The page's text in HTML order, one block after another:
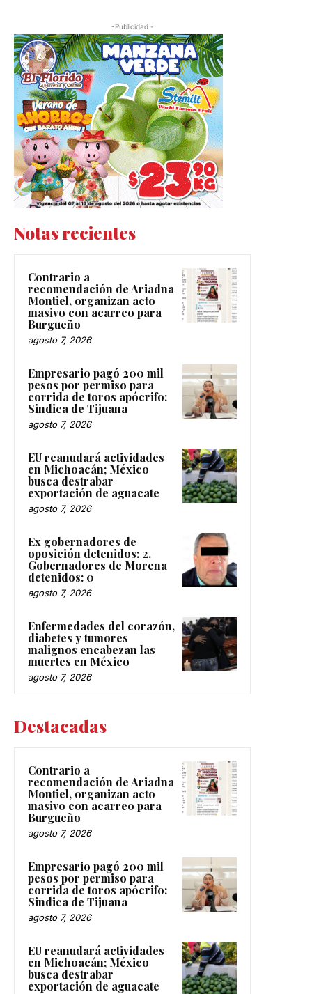
-Publicidad -
Notas recientes
Contrario a
recomendación de Ariadna
Montiel, organizan acto
masivo con acarreo para
Burgueño
agosto 7, 2026
Empresario pagó 200 mil
pesos por permiso para
corrida de toros apócrifo:
Sindica de Tijuana
agosto 7, 2026
EU reanudará actividades
en Michoacán; México
busca destrabar
exportación de aguacate
agosto 7, 2026
Ex gobernadores de
oposición detenidos: 2.
Gobernadores de Morena
detenidos: 0
agosto 7, 2026
Enfermedades del corazón,
diabetes y tumores
malignos encabezan las
muertes en México
agosto 7, 2026
Destacadas
Contrario a
recomendación de Ariadna
Montiel, organizan acto
masivo con acarreo para
Burgueño
agosto 7, 2026
Empresario pagó 200 mil
pesos por permiso para
corrida de toros apócrifo:
Sindica de Tijuana
agosto 7, 2026
EU reanudará actividades
en Michoacán; México
busca destrabar
exportación de aguacate